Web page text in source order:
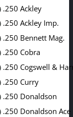
.250 Ackley
.250 Ackley Imp.
.250 Bennett Mag.
.250 Cobra
.250 Cogswell &
.250 Curry
.250 Donaldson
.250 Donaldson Ace